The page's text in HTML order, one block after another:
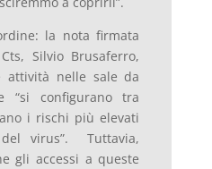
la nota firmata
Silvio Brusaferro,
attività nelle sale da
“si configurano tra
i rischi più elevati
virus”. Tuttavia,
gli accessi a queste